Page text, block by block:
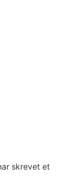
skrevet et